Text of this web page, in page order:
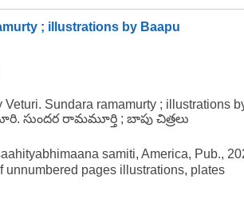
; illustrations by Baapu
Sundara ramamurty ; illustrations
సుందర రామమూర్తి ; బాపు చిత్రలు
samiti, America, Pub.,
unnumbered pages illustrations, plates